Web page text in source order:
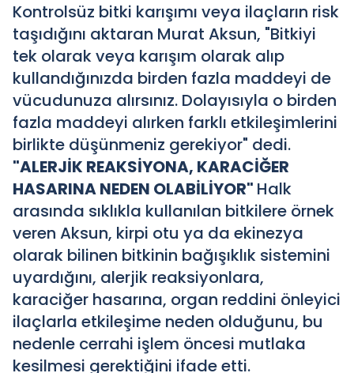
Kontrolsüz bitki karışımı veya ilaçların risk
taşıdığını aktaran Murat Aksun, "Bitkiyi
tek olarak veya karışım olarak alıp
kullandığınızda birden fazla maddeyi de
vücudunuza alırsınız. Dolayısıyla o birden
fazla maddeyi alırken farklı etkileşimlerini
birlikte düşünmeniz gerekiyor" dedi.
"ALERJİK REAKSİYONA, KARACİĞER
HASARINA NEDEN OLABİLİYOR" Halk
arasında sıklıkla kullanılan bitkilere örnek
veren Aksun, kirpi otu ya da ekinezya
olarak bilinen bitkinin bağışıklık sistemini
uyardığını, alerjik reaksiyonlara,
karaciğer hasarına, organ reddini önleyici
ilaçlarla etkileşime neden olduğunu, bu
nedenle cerrahi işlem öncesi mutlaka
kesilmesi gerektiğini ifade etti.